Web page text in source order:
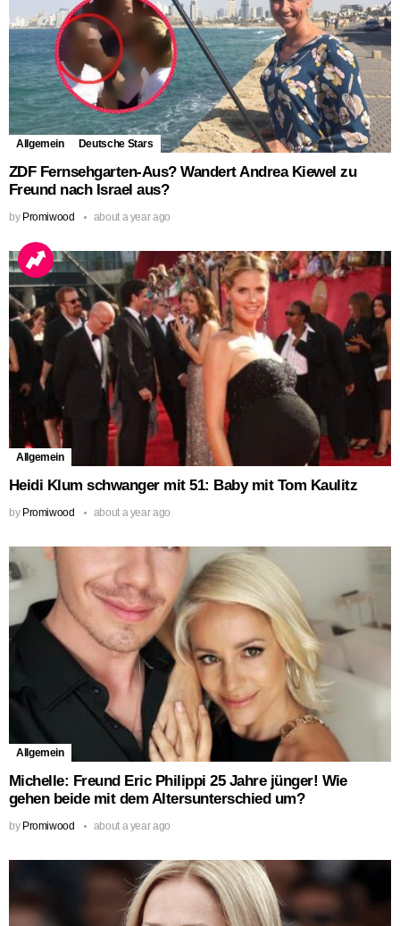
Allgemein Deutsche Stars
ZDF Fernsehgarten-Aus? Wandert Andrea Kiewel zu
Freund nach Israel aus?
by Promiwood about a year ago
Allgemein
Heidi Klum schwanger mit 51: Baby mit Tom Kaulitz
by Promiwood about a year ago
Allgemein
Michelle: Freund Eric Philippi 25 Jahre jünger! Wie
gehen beide mit dem Altersunterschied um?
by Promiwood about a year ago